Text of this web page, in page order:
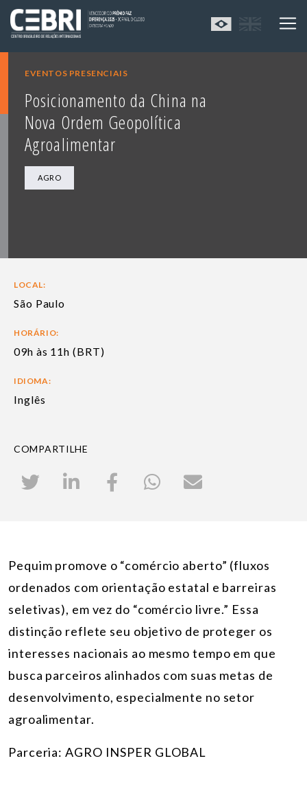
EVENTOS PRESENCIAIS
Posicionamento da China na
Nova Ordem Geopolítica
Agroalimentar
AGRO
LOCAL:
São Paulo
HORÁRIO:
09h às 11h (BRT)
IDIOMA:
Inglês
COMPARTILHE
Pequim promove o “comércio aberto” (fluxos
ordenados com orientação estatal e barreiras
seletivas), em vez do “comércio livre.” Essa
distinção reflete seu objetivo de proteger os
interesses nacionais ao mesmo tempo em que
busca parceiros alinhados com suas metas de
desenvolvimento, especialmente no setor
agroalimentar.
Parceria: AGRO INSPER GLOBAL